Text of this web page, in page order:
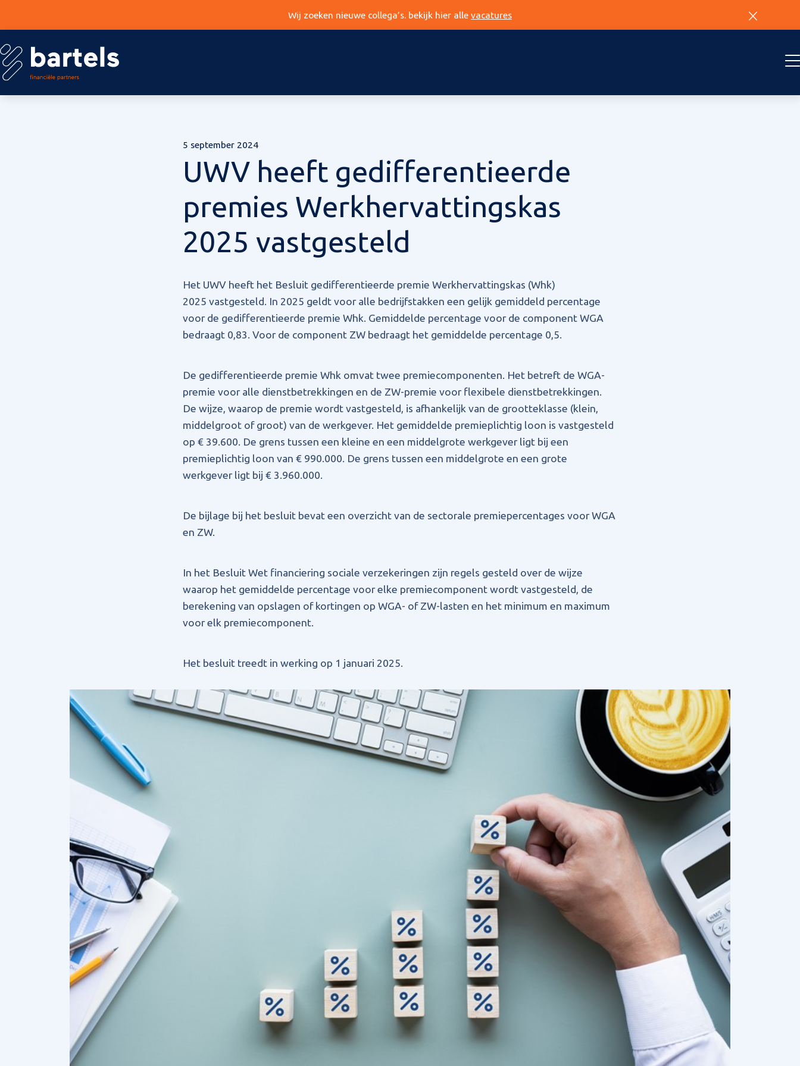
Wij zoeken nieuwe collega’s. bekijk hier alle vacatures
5 september 2024
UWV heeft gedifferentieerde
premies Werkhervattingskas
2025 vastgesteld
Het UWV heeft het Besluit gedifferentieerde premie Werkhervattingskas (Whk)
2025 vastgesteld. In 2025 geldt voor alle bedrijfstakken een gelijk gemiddeld percentage
voor de gedifferentieerde premie Whk. Gemiddelde percentage voor de component WGA
bedraagt 0,83. Voor de component ZW bedraagt het gemiddelde percentage 0,5.
De gedifferentieerde premie Whk omvat twee premiecomponenten. Het betreft de WGA-
premie voor alle dienstbetrekkingen en de ZW-premie voor flexibele dienstbetrekkingen.
De wijze, waarop de premie wordt vastgesteld, is afhankelijk van de grootteklasse (klein,
middelgroot of groot) van de werkgever. Het gemiddelde premieplichtig loon is vastgesteld
op € 39.600. De grens tussen een kleine en een middelgrote werkgever ligt bij een
premieplichtig loon van € 990.000. De grens tussen een middelgrote en een grote
werkgever ligt bij € 3.960.000.
De bijlage bij het besluit bevat een overzicht van de sectorale premiepercentages voor WGA
en ZW.
In het Besluit Wet financiering sociale verzekeringen zijn regels gesteld over de wijze
waarop het gemiddelde percentage voor elke premiecomponent wordt vastgesteld, de
berekening van opslagen of kortingen op WGA- of ZW-lasten en het minimum en maximum
voor elk premiecomponent.
Het besluit treedt in werking op 1 januari 2025.